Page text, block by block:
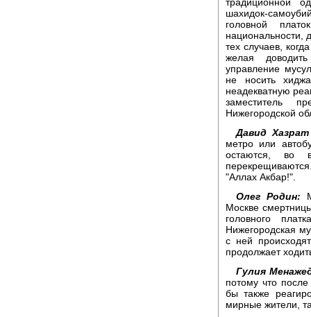
шахидок-
головной
национальности,
тех случаев,
желая
управление
не носить
неадекватную
заместитель
Нижегородской
Давид
метро или
остаются, во
"Аллах Акбар!".
Олег Родин:
Москве
головного
Нижегородская
с ней
продолжает
Гулия
потому что
бы также
мирные жители,